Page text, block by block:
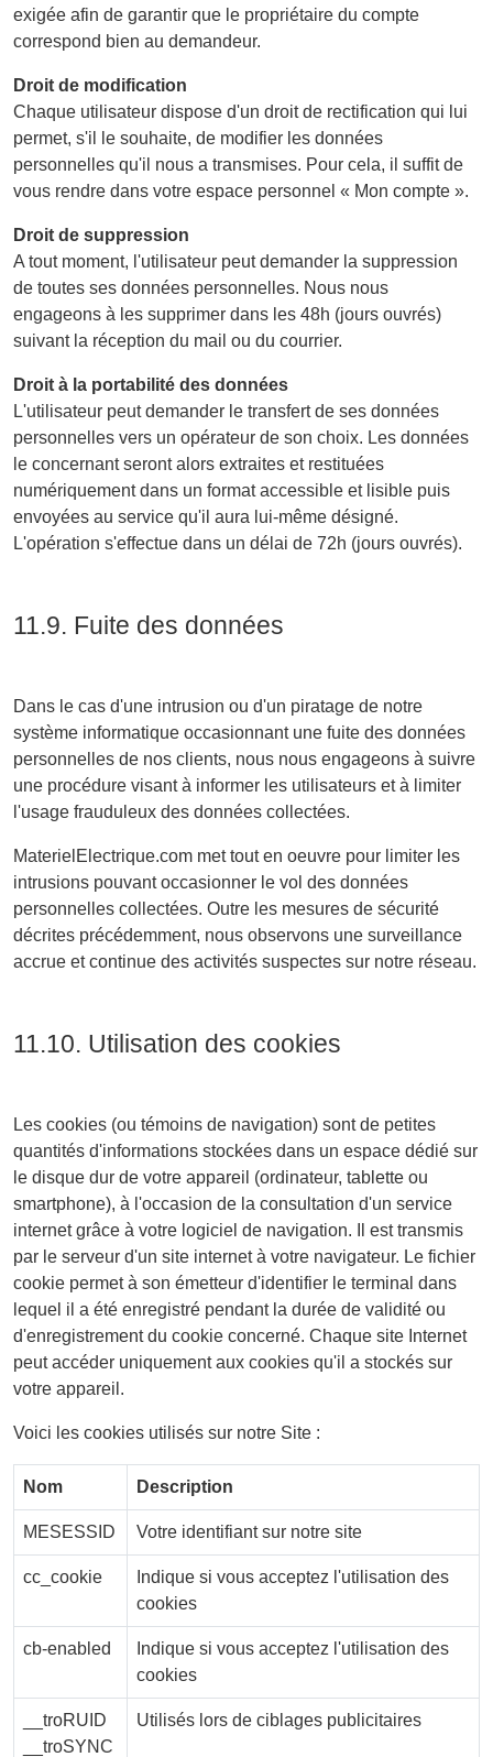
exigée afin de garantir que le propriétaire du compte
correspond bien au demandeur.
Droit de modification
Chaque utilisateur dispose d'un droit de rectification qui lui
permet, s'il le souhaite, de modifier les données
personnelles qu'il nous a transmises. Pour cela, il suffit de
vous rendre dans votre espace personnel « Mon compte ».
Droit de suppression
A tout moment, l'utilisateur peut demander la suppression
de toutes ses données personnelles. Nous nous
engageons à les supprimer dans les 48h (jours ouvrés)
suivant la réception du mail ou du courrier.
Droit à la portabilité des données
L'utilisateur peut demander le transfert de ses données
personnelles vers un opérateur de son choix. Les données
le concernant seront alors extraites et restituées
numériquement dans un format accessible et lisible puis
envoyées au service qu'il aura lui-même désigné.
L'opération s'effectue dans un délai de 72h (jours ouvrés).
11.9. Fuite des données
Dans le cas d'une intrusion ou d'un piratage de notre
système informatique occasionnant une fuite des données
personnelles de nos clients, nous nous engageons à suivre
une procédure visant à informer les utilisateurs et à limiter
l'usage frauduleux des données collectées.
MaterielElectrique.com met tout en oeuvre pour limiter les
intrusions pouvant occasionner le vol des données
personnelles collectées. Outre les mesures de sécurité
décrites précédemment, nous observons une surveillance
accrue et continue des activités suspectes sur notre réseau.
11.10. Utilisation des cookies
Les cookies (ou témoins de navigation) sont de petites
quantités d'informations stockées dans un espace dédié sur
le disque dur de votre appareil (ordinateur, tablette ou
smartphone), à l'occasion de la consultation d'un service
internet grâce à votre logiciel de navigation. Il est transmis
par le serveur d'un site internet à votre navigateur. Le fichier
cookie permet à son émetteur d'identifier le terminal dans
lequel il a été enregistré pendant la durée de validité ou
d'enregistrement du cookie concerné. Chaque site Internet
peut accéder uniquement aux cookies qu'il a stockés sur
votre appareil.
Voici les cookies utilisés sur notre Site :
Nom Description
MESESSID Votre identifiant sur notre site
cc_cookie
Indique si vous acceptez l'utilisation des
cookies
cb-enabled
Indique si vous acceptez l'utilisation des
cookies
__troRUID
__troSYNC
Utilisés lors de ciblages publicitaires